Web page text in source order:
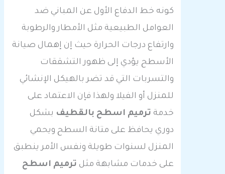
كونه خط الدفاع الأول عن المباني ضد
العوامل الطبيعية مثل الأمطار والرطوبة
وارتفاع درجات الحرارة حيث إن إهمال صيانة
الأسطح يؤدي إلى ظهور التشققات
والتسربات التي قد تضر بالهيكل الإنشائي
للمنزل أو الفيلا ولهذا فإن الاعتماد على
خدمةترميم اسطح بالقطيفبشكل
دوري يحافظ على متانة السطح ويحمي
المنزل لسنوات طويلة ونفس الأمر ينطبق
على خدمات مشابهة مثلترميم اسطح